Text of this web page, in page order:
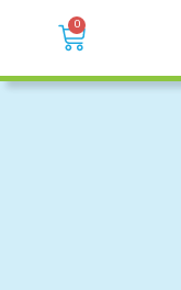
0